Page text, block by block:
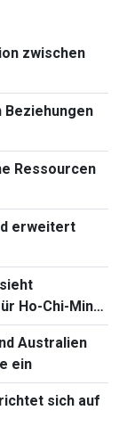
zwischen
Beziehungen
Ressourcen
erweitert
Ho-Chi-Minh-
Australien
ein
sich auf